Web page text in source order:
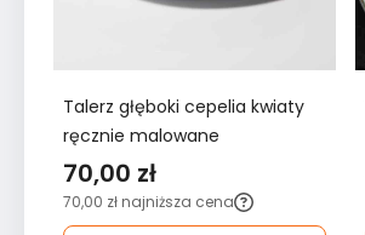
Talerz głęboki cepelia kwiaty
ręcznie malowane
70,00 zł
70,00 zł najniższa cena